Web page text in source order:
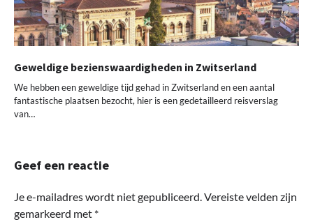
Geweldige bezienswaardigheden in Zwitserland
We hebben een geweldige tijd gehad in Zwitserland en een aantal
fantastische plaatsen bezocht, hier is een gedetailleerd reisverslag
van…
Geef een reactie
Je e-mailadres wordt niet gepubliceerd.Vereiste velden zijn
gemarkeerd met *